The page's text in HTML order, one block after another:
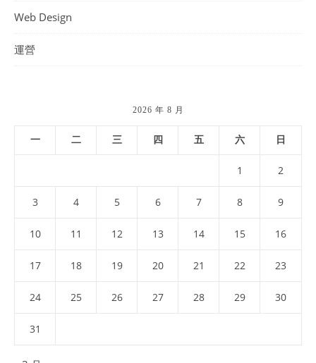
Web Design
運營
2026 年 8 月
一 二 三 四 五 六 日
1 2
3 4 5 6 7 8 9
10 11 12 13 14 15 16
17 18 19 20 21 22 23
24 25 26 27 28 29 30
31